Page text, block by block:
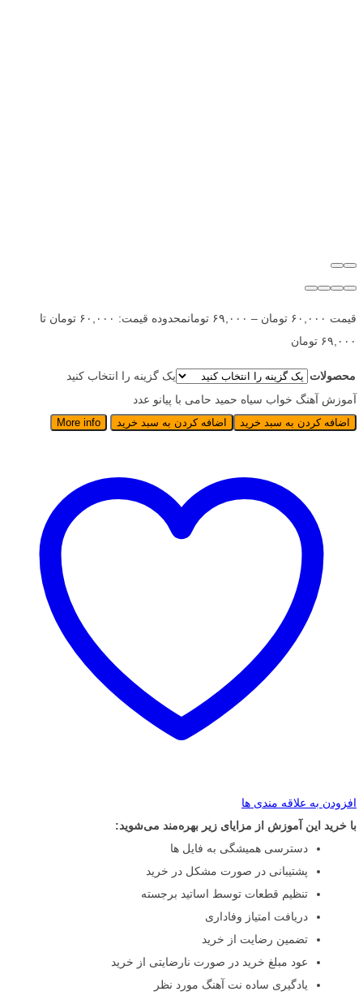
قیمت ۶۰,۰۰۰ تومان – ۶۹,۰۰۰ تومان
محدوده قیمت: ۶۰,۰۰۰ تومان تا
۶۹,۰۰۰ تومان
محصولات
یک گزینه را انتخاب کنید
آموزش آهنگ خواب سیاه حمید حامی با پیانو عدد
اضافه کردن به سبد خرید اضافه کردن به سبد خرید More info
افزودن به علاقه مندی ها
با خرید این آموزش از مزایای زیر بهره‌مند می‌شوید:
دسترسی همیشگی به فایل ها
پشتیبانی در صورت مشکل در خرید
تنظیم قطعات توسط اساتید برجسته
دریافت امتیاز وفاداری
تضمین رضایت از خرید
عود مبلغ خرید در صورت نارضایتی از خرید
یادگیری ساده نت آهنگ مورد نظر